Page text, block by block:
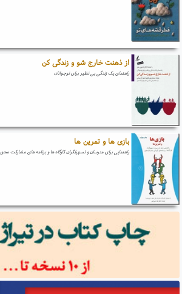
از ذهنت خارج شو و زندگی کن
راهنمای یک زندگی بی نظیر برای نوجوانان
بازی ها و تمرین ها
راهنمایی برای مدرسان و تسهیلگران کارگاه ها و برنامه های مشارکت محور